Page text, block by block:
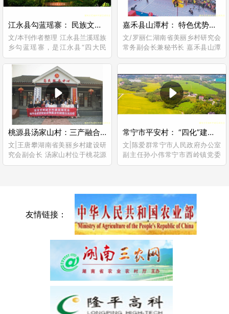
江永县勾蓝瑶寨： 民族文化产业赋能乡村振兴
文/本刊作者整理 江永县兰溪瑶族
乡勾蓝瑶寨，是江永县“四大民
瑶”之一勾蓝瑶聚居地，有"天堂瑶
寨"之美誉，全村瑶族人口占95%,
辖19个村民小组518户22...
嘉禾县山潭村： 特色优势产业推进乡村振兴
文/罗丽仁湖南省美丽乡村研究会
常务副会长兼秘书长 嘉禾县山潭
行政村位于坦坪镇正北面，与新
田县陶岭镇紧邻，是嘉禾县的“北
大门”。东部与峰塘、皇峰两村相
邻，南与老谢家、石富冲、南
源...
桃源县汤家山村：三产融合赋能乡村振兴
文|王唐攀湖南省美丽乡村建设研
究会副会长 汤家山村位于桃花源
旅游管理区中部，紧邻驰名中外
速、319国道穿村而过，地理位
常宁市平安村： “四化”建设赋能乡村振兴
文|陈爱群常宁市人民政府办公室
副主任孙小伟常宁市西岭镇党委
副书记、镇长 平安村位于衡阳市
过，地理位置优越，交通便利。
全村土地面积12218亩，...
友情链接：